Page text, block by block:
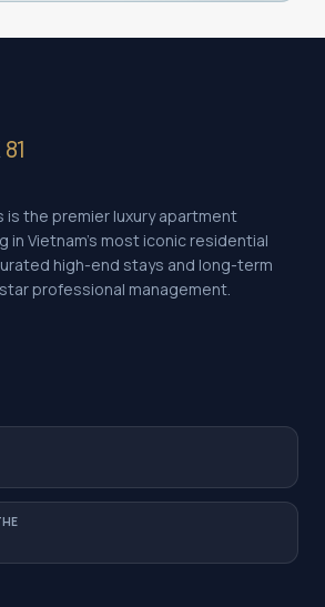
81
is the premier luxury apartment
in Vietnam's most iconic residential
high-end stays and long-term
professional management.